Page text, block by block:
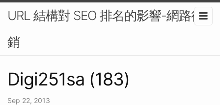
URL 結構對 SEO 排名的影響-網路行
銷
Digi251sa (183)
Sep 22, 2013